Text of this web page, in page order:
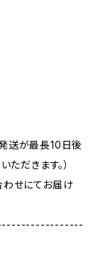
送が最長10日後
だきます。）
わせにてお届け